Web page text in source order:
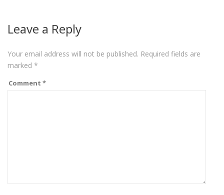
Leave a Reply
Your email address will not be published. Required fields are
marked *
Comment *